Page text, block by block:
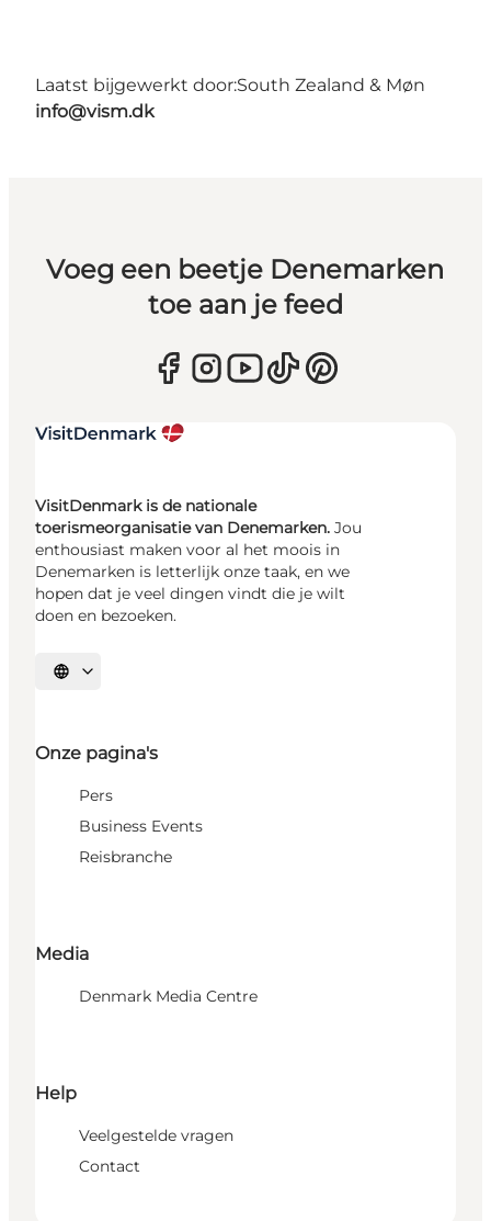
Laatst bijgewerkt door:South Zealand & Møn
info@vism.dk
Voeg een beetje Denemarken
toe aan je feed
VisitDenmark is de nationale
toerismeorganisatie van Denemarken. Jou
enthousiast maken voor al het moois in
Denemarken is letterlijk onze taak, en we
hopen dat je veel dingen vindt die je wilt
doen en bezoeken.
Selecteer taal
Onze pagina's
Pers
Business Events
Reisbranche
Media
Denmark Media Centre
Help
Veelgestelde vragen
Contact